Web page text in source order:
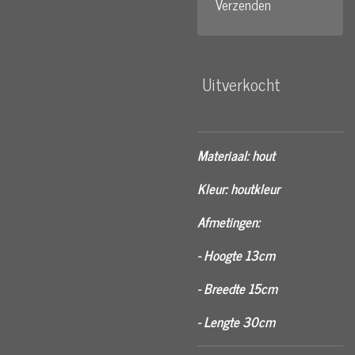
Verzenden
Uitverkocht
Materiaal: hout
Kleur: houtkleur
Afmetingen:
- Hoogte 13cm
- Breedte 15cm
- Lengte 30cm